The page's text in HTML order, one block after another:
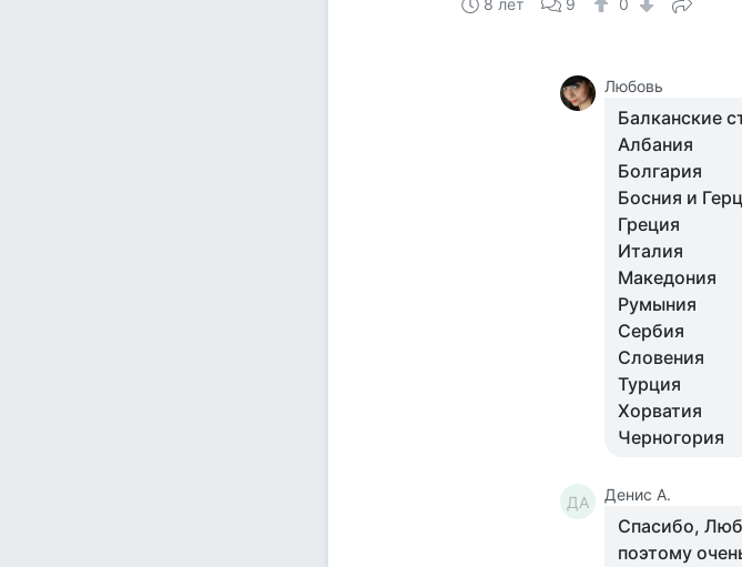
8 лет 9 0
Любовь
Балканские
Албания
Болгария
Босния и
Греция
Италия
Македония
Румыния
Сербия
Словения
Турция
Хорватия
Черногория
ДА Денис А.
Спасибо,
поэтому